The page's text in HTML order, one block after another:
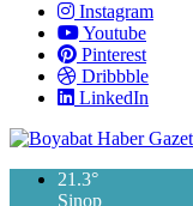
Instagram
Youtube
Pinterest
Dribbble
LinkedIn
21.3°
Sinop